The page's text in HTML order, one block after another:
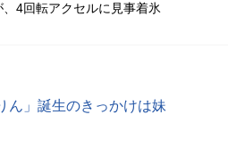
4回転アクセルに見事着氷
ん」誕生のきっかけは妹